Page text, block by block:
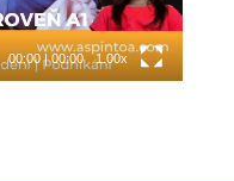
00:00|00:00 1.00x